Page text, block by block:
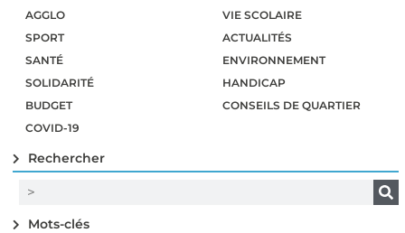
AGGLO
SPORT
SANTÉ
SOLIDARITÉ
BUDGET
COVID-19
VIE SCOLAIRE
ACTUALITÉS
ENVIRONNEMENT
HANDICAP
CONSEILS DE QUARTIER
Rechercher
Mots-clés